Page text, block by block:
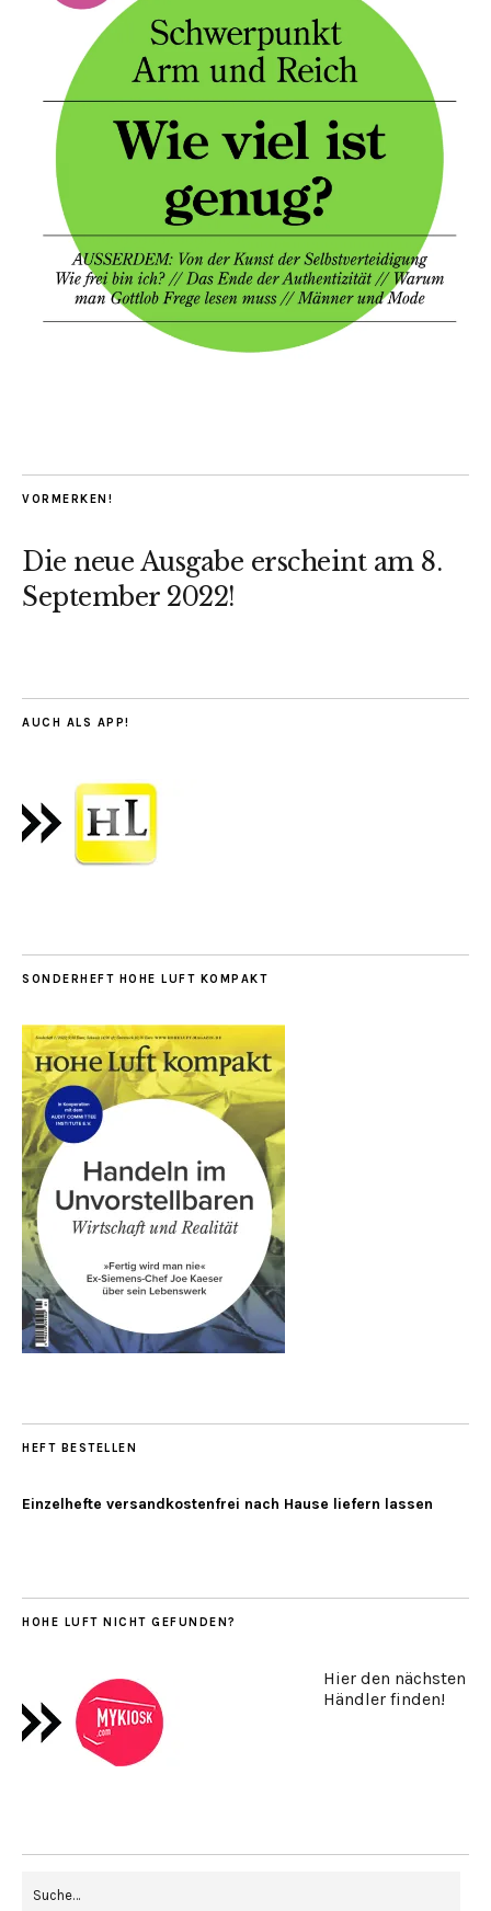
VORMERKEN!
Die neue Ausgabe erscheint am 8.
September 2022!
AUCH ALS APP!
SONDERHEFT HOHE LUFT KOMPAKT
HEFT BESTELLEN
Einzelhefte versandkostenfrei nach Hause liefern lassen
HOHE LUFT NICHT GEFUNDEN?
Hier den nächsten
Händler finden!